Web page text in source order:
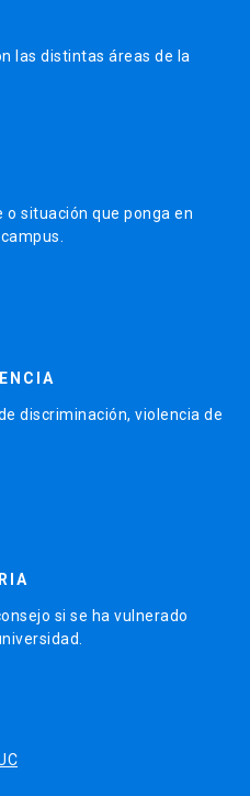
las distintas áreas de la
situación que ponga en
discriminación, violencia de
si se ha vulnerado